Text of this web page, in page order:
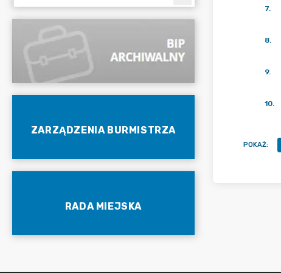
ZARZĄDZENIA BURMISTRZA
RADA MIEJSKA
7.
8.
9.
10.
POKAŻ: